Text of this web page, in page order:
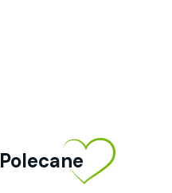
Polecane